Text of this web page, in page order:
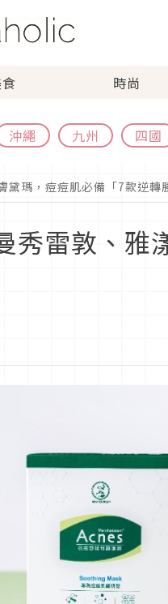
時尚
沖繩 九州 四國
黛瑪，痘痘肌必備「7款逆轉
秀雷敦、雅